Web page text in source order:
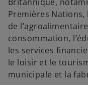
Premières Nations,
de
consommation,
les services
le loisir et le
municipale et la